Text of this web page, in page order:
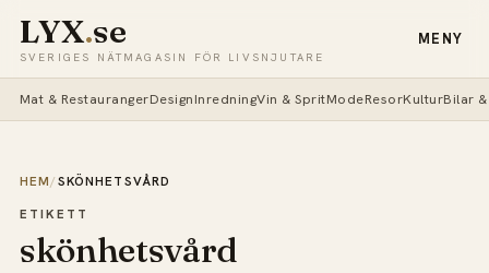
LYX.se
SVERIGES NÄTMAGASIN FÖR LIVSNJUTARE
MENY
Mat & RestaurangerDesignInredningVin & SpritModeResorKulturBilar
HEM / SKÖNHETSVÅRD
ETIKETT
skönhetsvård